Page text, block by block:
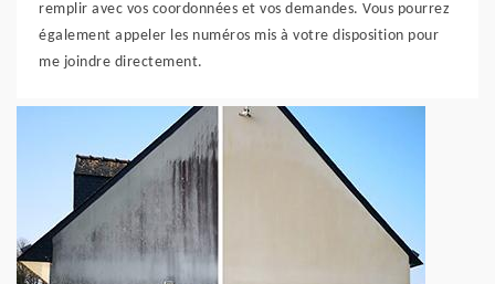
remplir avec vos coordonnées et vos demandes. Vous pourrez
également appeler les numéros mis à votre disposition pour
me joindre directement.